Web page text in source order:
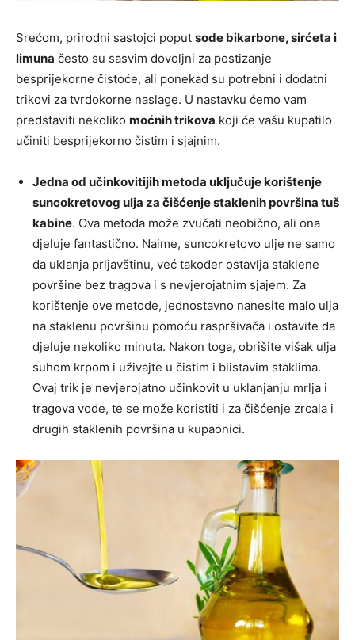
Srećom, prirodni sastojci poput sode bikarbone, sirćeta i
limuna često su sasvim dovoljni za postizanje
besprijekorne čistoće, ali ponekad su potrebni i dodatni
trikovi za tvrdokorne naslage. U nastavku ćemo vam
predstaviti nekoliko moćnih trikova koji će vašu kupatilo
učiniti besprijekorno čistim i sjajnim.
Jedna od učinkovitijih metoda uključuje korištenje
suncokretovog ulja za čišćenje staklenih površina tuš
kabine. Ova metoda može zvučati neobično, ali ona
djeluje fantastično. Naime, suncokretovo ulje ne samo
da uklanja prljavštinu, već također ostavlja staklene
površine bez tragova i s nevjerojatnim sjajem. Za
korištenje ove metode, jednostavno nanesite malo ulja
na staklenu površinu pomoću raspršivača i ostavite da
djeluje nekoliko minuta. Nakon toga, obrišite višak ulja
suhom krpom i uživajte u čistim i blistavim staklima.
Ovaj trik je nevjerojatno učinkovit u uklanjanju mrlja i
tragova vode, te se može koristiti i za čišćenje zrcala i
drugih staklenih površina u kupaonici.